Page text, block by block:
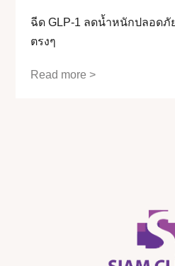
ฉีด GLP-1 ลดน้ำหนักปลอดภั
ตรงๆ
Read more >